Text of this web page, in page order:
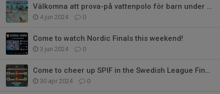
Välkomna att prova-på vattenpolo för barn under 6-8 juni!
4 jun 2024 0
Come to watch Nordic Finals this weekend!
3 jun 2024 0
Come to cheer up SPIF in the Swedish League Finals!
30 apr 2024 0